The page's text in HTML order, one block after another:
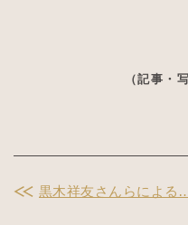
（記事・
黒木祥友さんらによる